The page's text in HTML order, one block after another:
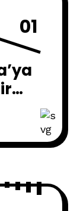
01